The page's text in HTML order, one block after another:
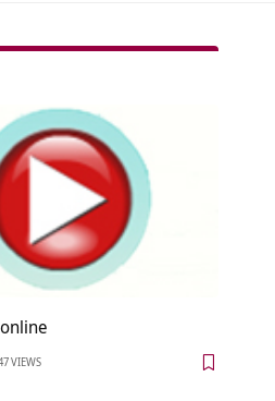
VIEWS